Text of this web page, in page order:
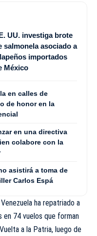
UU. investiga brote
salmonela asociado a
importados
México
en calles de
de honor en la
en una directiva
colabore con la
asistirá a toma de
Carlos Espá
ha repatriado a
en 74 vuelos que forman
a la Patria, luego de